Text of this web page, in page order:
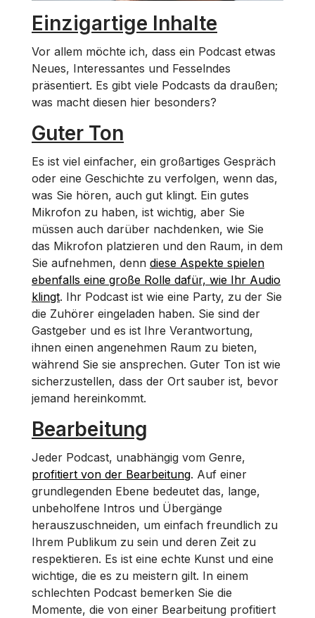
Einzigartige Inhalte
Vor allem möchte ich, dass ein Podcast etwas
Neues, Interessantes und Fesselndes
präsentiert. Es gibt viele Podcasts da draußen;
was macht diesen hier besonders?
Guter Ton
Es ist viel einfacher, ein großartiges Gespräch
oder eine Geschichte zu verfolgen, wenn das,
was Sie hören, auch gut klingt. Ein gutes
Mikrofon zu haben, ist wichtig, aber Sie
müssen auch darüber nachdenken, wie Sie
das Mikrofon platzieren und den Raum, in dem
Sie aufnehmen, denn diese Aspekte spielen
ebenfalls eine große Rolle dafür, wie Ihr Audio
klingt. Ihr Podcast ist wie eine Party, zu der Sie
die Zuhörer eingeladen haben. Sie sind der
Gastgeber und es ist Ihre Verantwortung,
ihnen einen angenehmen Raum zu bieten,
während Sie sie ansprechen. Guter Ton ist wie
sicherzustellen, dass der Ort sauber ist, bevor
jemand hereinkommt.
Bearbeitung
Jeder Podcast, unabhängig vom Genre,
profitiert von der Bearbeitung. Auf einer
grundlegenden Ebene bedeutet das, lange,
unbeholfene Intros und Übergänge
herauszuschneiden, um einfach freundlich zu
Ihrem Publikum zu sein und deren Zeit zu
respektieren. Es ist eine echte Kunst und eine
wichtige, die es zu meistern gilt. In einem
schlechten Podcast bemerken Sie die
Momente, die von einer Bearbeitung profitiert